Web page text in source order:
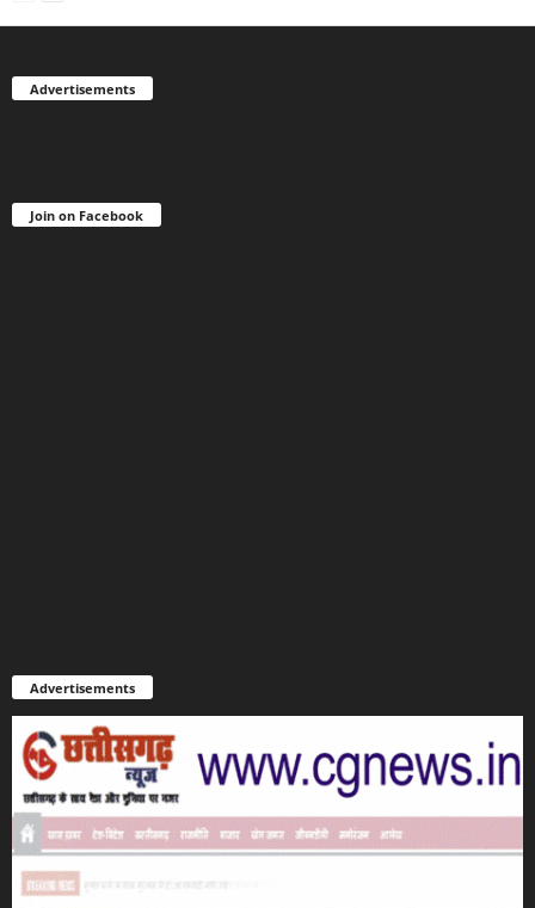
Advertisements
Join on Facebook
Advertisements